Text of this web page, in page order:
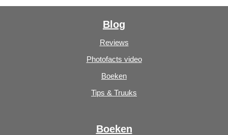
Blog
Reviews
Photofacts video
Boeken
Tips & Truuks
Boeken